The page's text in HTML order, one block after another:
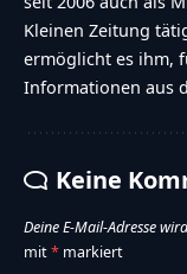
Kleinen Zeitung
ermöglicht es ihm,
Informationen aus
Keine
Deine E-Mail-Adresse
mit* markiert